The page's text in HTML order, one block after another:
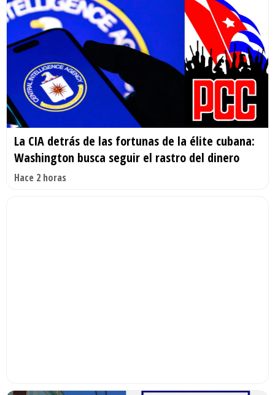
La CIA detrás de las fortunas de la élite cubana:
Washington busca seguir el rastro del dinero
Hace 2 horas